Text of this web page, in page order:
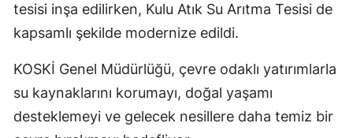
Trabzon
Tunceli
Şanlıurfa
tesisi inşa edilirken, Kulu Atık Su Arıtma Tesisi de
kapsamlı şekilde modernize edildi.
KOSKİ Genel Müdürlüğü, çevre odaklı yatırımlarla
su kaynaklarını korumayı, doğal yaşamı
desteklemeyi ve gelecek nesillere daha temiz bir